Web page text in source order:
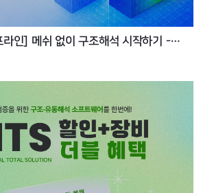
라인] 메쉬 없이 구조해석 시작하기 -
교육